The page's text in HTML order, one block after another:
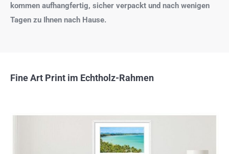
kommen aufhangfertig, sicher verpackt und nach wenigen
Tagen zu Ihnen nach Hause.
Fine Art Print im Echtholz-Rahmen